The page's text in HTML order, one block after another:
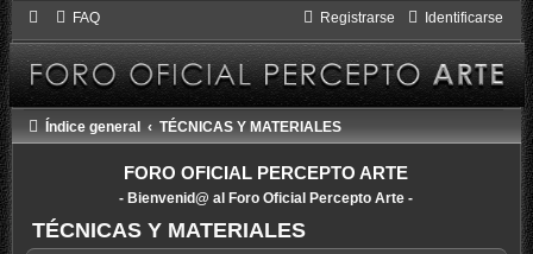
FAQ Identificarse
Registrarse
Índice general TÉCNICAS Y MATERIALES
FORO OFICIAL PERCEPTO ARTE
- Bienvenid@ al Foro Oficial Percepto Arte -
TÉCNICAS Y MATERIALES